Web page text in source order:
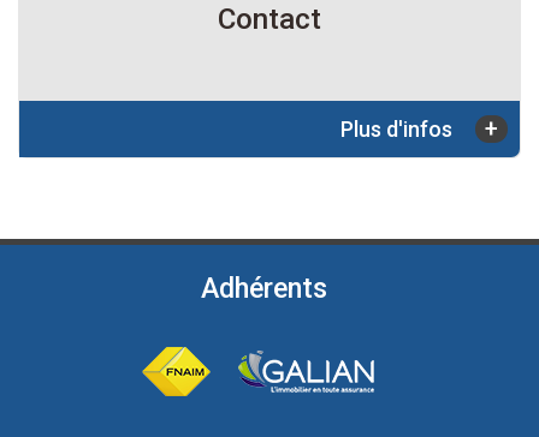
Contact
Plus d'infos +
Adhérents